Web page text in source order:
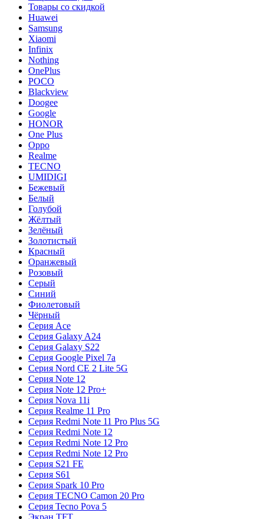
Товары со скидкой
Huawei
Samsung
Xiaomi
Infinix
Nothing
OnePlus
POCO
Blackview
Doogee
Google
HONOR
One Plus
Oppo
Realme
TECNO
UMIDIGI
Бежевый
Белый
Голубой
Жёлтый
Зелёный
Золотистый
Красный
Оранжевый
Розовый
Серый
Синий
Фиолетовый
Чёрный
Серия Ace
Серия Galaxy A24
Серия Galaxy S22
Серия Google Pixel 7a
Серия Nord CE 2 Lite 5G
Серия Note 12
Серия Note 12 Pro+
Серия Nova 11i
Серия Realme 11 Pro
Серия Redmi Note 11 Pro Plus 5G
Серия Redmi Note 12
Серия Redmi Note 12 Pro
Серия Redmi Note 12 Pro
Серия S21 FE
Серия S61
Серия Spark 10 Pro
Серия TECNO Camon 20 Pro
Серия Tecno Pova 5
Экран TFT